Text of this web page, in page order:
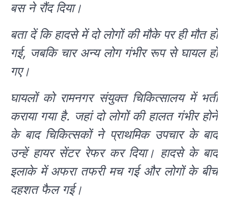
बस ने रौंद दिया।
बता दें कि हादसे में दो लोगों की मौके पर ही मौत हो
गई, जबकि चार अन्य लोग गंभीर रूप से घायल हो
गए।
घायलों को रामनगर संयुक्त चिकित्सालय में भर्ती
कराया गया है. जहां दो लोगों की हालत गंभीर होने
के बाद चिकित्सकों ने प्राथमिक उपचार के बाद
उन्हें हायर सेंटर रेफर कर दिया। हादसे के बाद
इलाके में अफरा तफरी मच गई और लोगों के बीच
दहशत फैल गई।